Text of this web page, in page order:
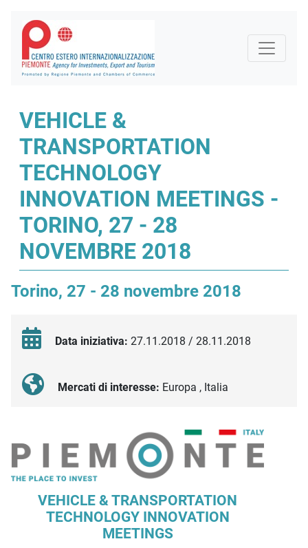
VEHICLE &
TRANSPORTATION
TECHNOLOGY
INNOVATION MEETINGS -
TORINO, 27 - 28
NOVEMBRE 2018
Torino, 27 - 28 novembre 2018
Data iniziativa: 27.11.2018 / 28.11.2018
Mercati di interesse: Europa , Italia
Descrizione iniziativa
VEHICLE & TRANSPORTATION
TECHNOLOGY INNOVATION
MEETINGS